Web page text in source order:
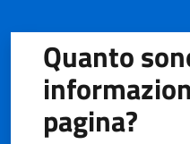
Quanto
pagina?